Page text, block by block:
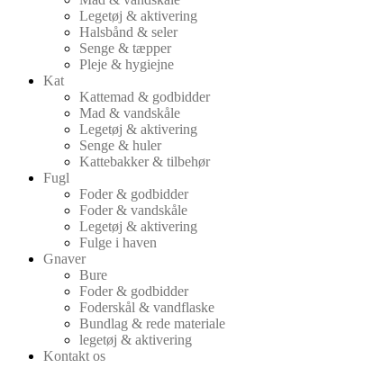
Legetøj & aktivering
Halsbånd & seler
Senge & tæpper
Pleje & hygiejne
Kat
Kattemad & godbidder
Mad & vandskåle
Legetøj & aktivering
Senge & huler
Kattebakker & tilbehør
Fugl
Foder & godbidder
Foder & vandskåle
Legetøj & aktivering
Fulge i haven
Gnaver
Bure
Foder & godbidder
Foderskål & vandflaske
Bundlag & rede materiale
legetøj & aktivering
Kontakt os